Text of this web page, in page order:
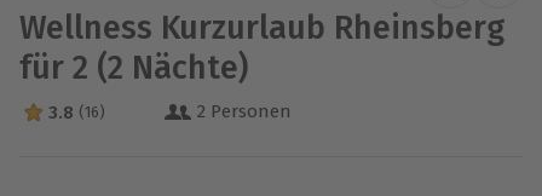
Wellness Kurzurlaub Rheinsberg
für 2 (2 Nächte)
3.8 Sterne von 5 aus 16 Bewertungen
3.8 (16) 2 Personen